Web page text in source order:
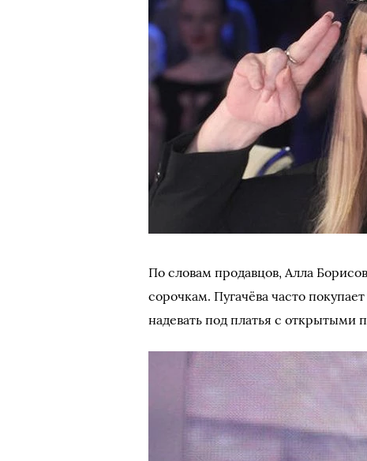
По словам продавцов, Алла
сорочкам. Пугачёва часто
надевать под платья с открытыми